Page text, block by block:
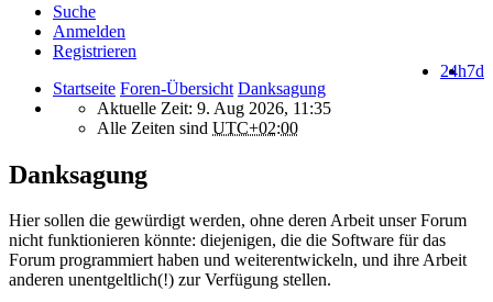
Suche
Anmelden
Registrieren
7d
24h
Startseite Foren-Übersicht Danksagung
Aktuelle Zeit: 9. Aug 2026, 11:35
Alle Zeiten sind UTC+02:00
Danksagung
Hier sollen die gewürdigt werden, ohne deren Arbeit unser Forum
nicht funktionieren könnte: diejenigen, die die Software für das
Forum programmiert haben und weiterentwickeln, und ihre Arbeit
anderen unentgeltlich(!) zur Verfügung stellen.